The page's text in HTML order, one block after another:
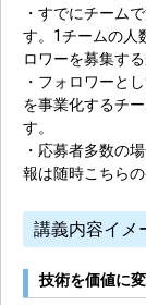
・すでにチーム
す。1チームの
ロワーを募集す
・フォロワーと
を事業化するチ
す。
・応募者多数の
報は随時こちら
講義内容イメ
技術を価値に